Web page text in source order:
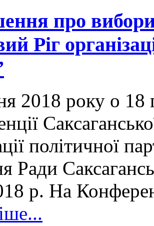
про
Ріг
2018 року о 18
політичної
Ради
р. На